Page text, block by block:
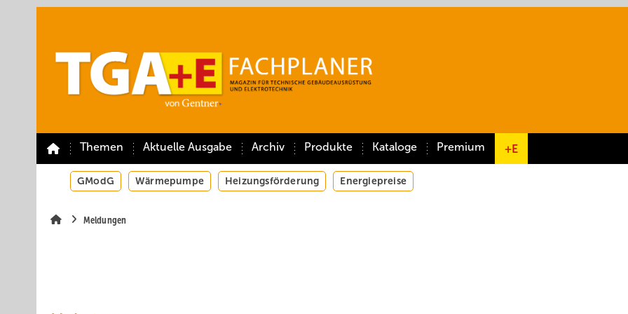
Themen Aktuelle Ausgabe Archiv Produkte Kataloge Premium +E
GModG Wärmepumpe Heizungsförderung Energiepreise
Meldungen